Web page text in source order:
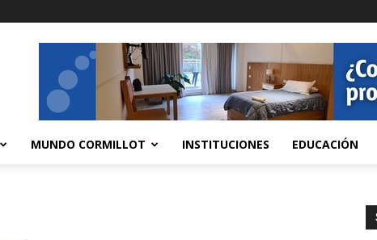
MUNDO CORMILLOT INSTITUCIONES EDUCACIÓN